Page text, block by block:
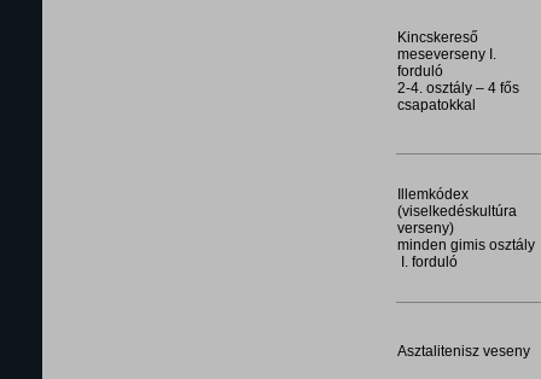
Kincskereső
meseverseny I.
forduló
2-4. osztály – 4 fős
csapatokkal
Illemkódex
(viselkedéskultúra
verseny)
minden gimis osztály
I. forduló
Asztalitenisz veseny